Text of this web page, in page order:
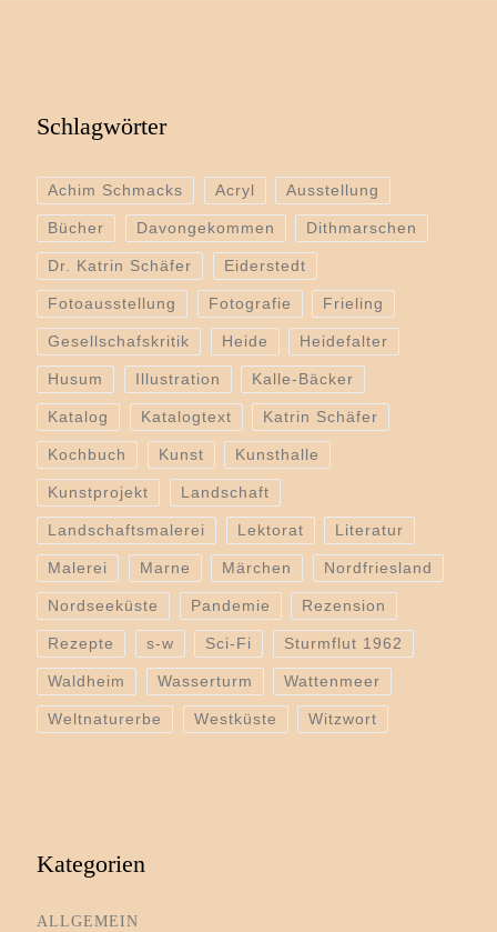
Schlagwörter
Achim Schmacks Acryl Ausstellung
Bücher Davongekommen Dithmarschen
Dr. Katrin Schäfer Eiderstedt
Fotoausstellung Fotografie Frieling
Gesellschafskritik Heide Heidefalter
Husum Illustration Kalle-Bäcker
Katalog Katalogtext Katrin Schäfer
Kochbuch Kunst Kunsthalle
Kunstprojekt Landschaft
Landschaftsmalerei Lektorat Literatur
Malerei Marne Märchen Nordfriesland
Nordseeküste Pandemie Rezension
Rezepte s-w Sci-Fi Sturmflut 1962
Waldheim Wasserturm Wattenmeer
Weltnaturerbe Westküste Witzwort
Kategorien
ALLGEMEIN